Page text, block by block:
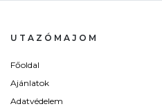
UTAZÓMAJOM
Főoldal
Ajánlatok
Adatvédelem